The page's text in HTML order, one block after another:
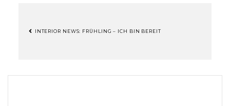
INTERIOR NEWS: FRÜHLING – ICH BIN BEREIT